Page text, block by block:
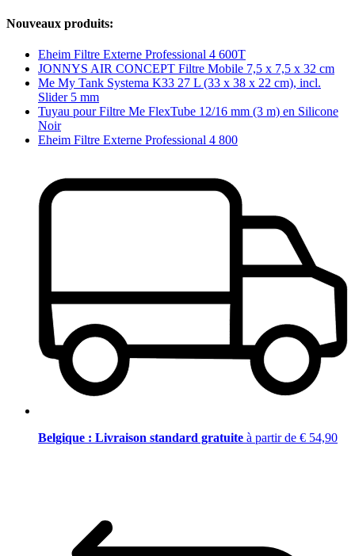
Nouveaux produits:
Eheim Filtre Externe Professional 4 600T
JONNYS AIR CONCEPT Filtre Mobile 7,5 x 7,5 x 32 cm
Me My Tank Systema K33 27 L (33 x 38 x 22 cm), incl.
Slider 5 mm
Tuyau pour Filtre Me FlexTube 12/16 mm (3 m) en Silicone
Noir
Eheim Filtre Externe Professional 4 800
Belgique : Livraison standard gratuite à partir de € 54,90